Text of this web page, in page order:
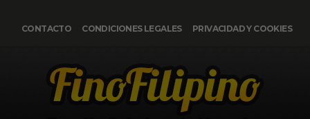
CONTACTO CONDICIONES LEGALES PRIVACIDAD Y COOKIES